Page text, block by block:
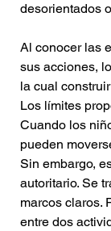
desorientados
Al conocer las
sus acciones,
la cual
Los límites
Cuando los
pueden
Sin embargo,
autoritario. Se
marcos claros.
entre dos